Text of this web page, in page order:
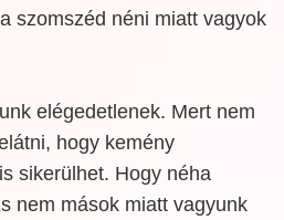
szomszéd néni miatt vagyok
elégedetlenek. Mert nem
hogy kemény
sikerülhet. Hogy néha
nem mások miatt vagyunk